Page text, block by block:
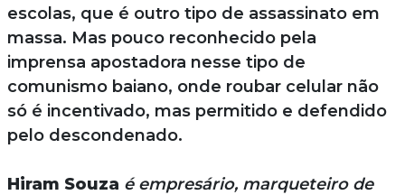
escolas, que é outro tipo de assassinato em
massa. Mas pouco reconhecido pela
imprensa apostadora nesse tipo de
comunismo baiano, onde roubar celular não
só é incentivado, mas permitido e defendido
pelo descondenado.
Hiram Souza é empresário, marqueteiro de